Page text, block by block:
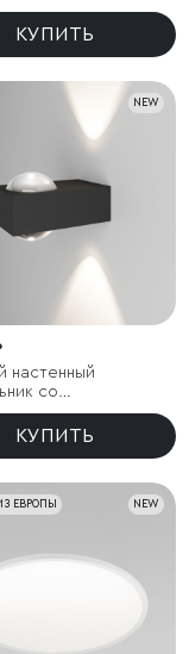
лучами
3000K белый
КУПИТЬ
NEW
настенный
со
Lenses
КУПИТЬ
NEW
ЕВРОПЫ